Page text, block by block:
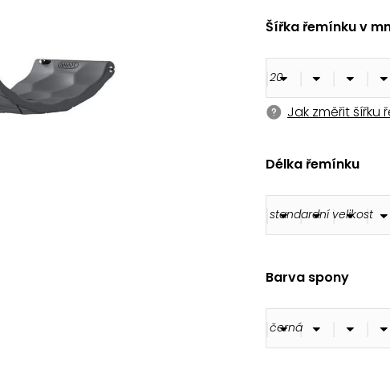
Barva spony
Délka řemínku
Šířka řemínku v
Jak změřit šířku